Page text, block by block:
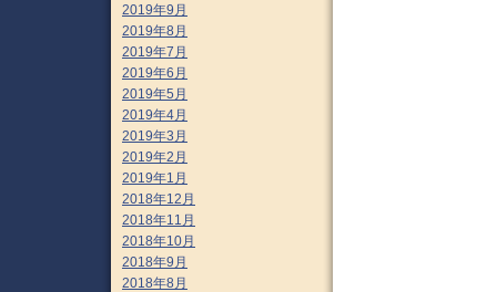
2019年9月
2019年8月
2019年7月
2019年6月
2019年5月
2019年4月
2019年3月
2019年2月
2019年1月
2018年12月
2018年11月
2018年10月
2018年9月
2018年8月